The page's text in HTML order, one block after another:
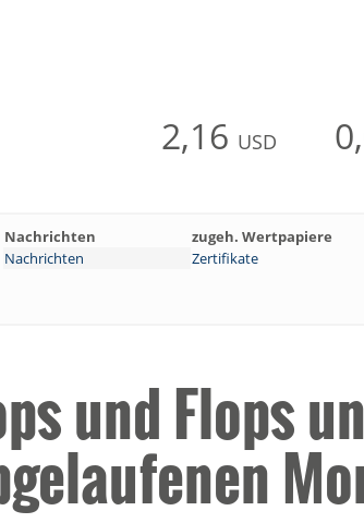
2,16 USD
Nachrichten zugeh. Wertpapiere
Nachrichten Zertifikate
und Flops